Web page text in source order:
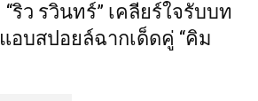
ริว รวินทร์” เคลียร์ใจรับบท
อบสปอยล์ฉากเด็ดคู่ “คิม